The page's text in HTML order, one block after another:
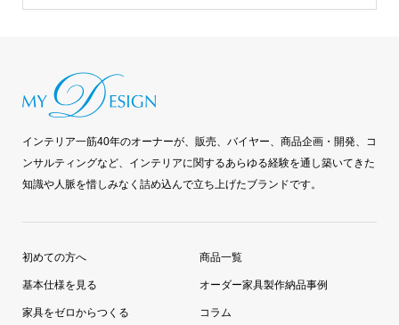
インテリア一筋40年のオーナーが、販売、バイヤー、商品企画・開発、コ
ンサルティングなど、インテリアに関するあらゆる経験を通し築いてきた
知識や人脈を惜しみなく詰め込んで立ち上げたブランドです。
初めての方へ
基本仕様を見る
家具をゼロからつくる
商品一覧
オーダー家具製作納品事例
コラム